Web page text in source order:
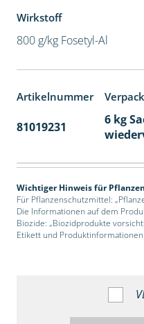
Wirkstoff
800 g/kg Fosetyl-Al
Artikelnummer
81019231
6 kg
Wichtiger Hinweis für
Für Pflanzenschutzmittel:
Die Informationen auf dem
Biozide: „Biozidprodukte
Etikett und Produktinformationen